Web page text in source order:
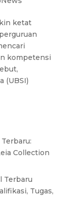
ketat
kompetensi
(UBSI)
Collection
Terbaru
Tugas,